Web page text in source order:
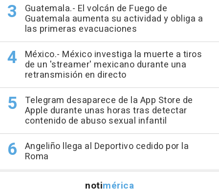
Guatemala.- El volcán de Fuego de
Guatemala aumenta su actividad y obliga a
las primeras evacuaciones
México.- México investiga la muerte a tiros
de un 'streamer' mexicano durante una
retransmisión en directo
Telegram desaparece de la App Store de
Apple durante unas horas tras detectar
contenido de abuso sexual infantil
Angeliño llega al Deportivo cedido por la
Roma
notimérica